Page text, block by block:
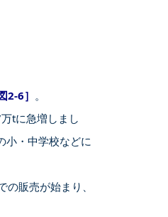
2-6］ 。
tに急増しまし
小・中学校などに
販売が始まり、